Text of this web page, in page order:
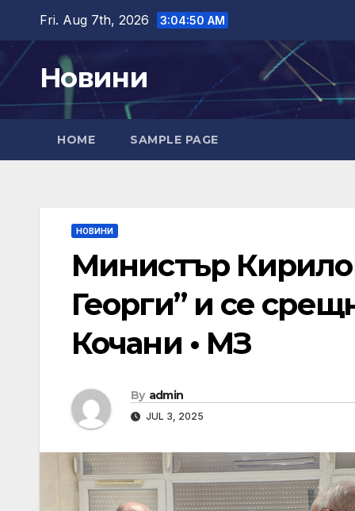
content
Fri. Aug 7th, 2026 3:04:51 AM
Новини
HOME SAMPLE PAGE
НОВИНИ
Министър
Георги” и се
Кочани • МЗ
By admin
JUL 3, 2025